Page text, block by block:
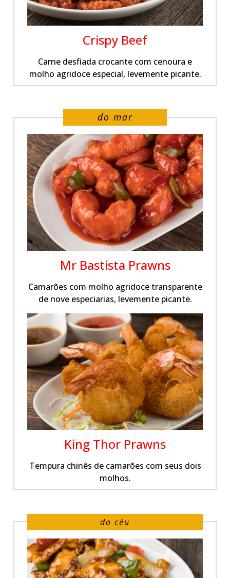
Crispy Beef
Carne desfiada crocante com cenoura e
molho agridoce especial, levemente picante.
do mar
Mr Bastista Prawns
Camarões com molho agridoce transparente
de nove especiarias, levemente picante.
King Thor Prawns
Tempura chinês de camarões com seus dois
molhos.
do céu